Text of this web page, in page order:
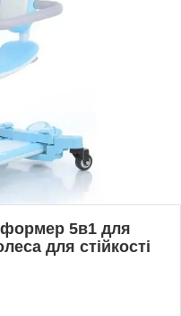
5в1 для
для стійкості